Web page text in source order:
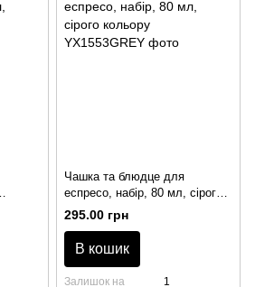
Чашка та блюдце для
еспресо, набір, 80 мл, сірого
кольору
295.00 грн
В кошик
Залишок на
1